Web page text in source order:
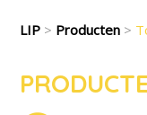
LIP > Producten >